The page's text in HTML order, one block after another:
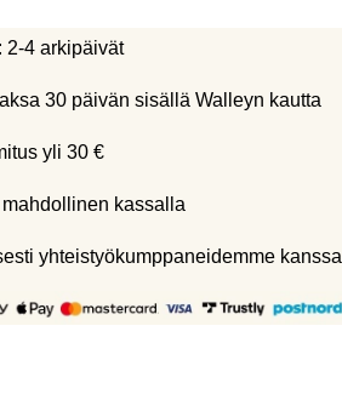
2-4 arkipäivät
30 päivän sisällä Walleyn kautta
yli 30 €
kassalla
yhteistyökumppaneidemme kanssa